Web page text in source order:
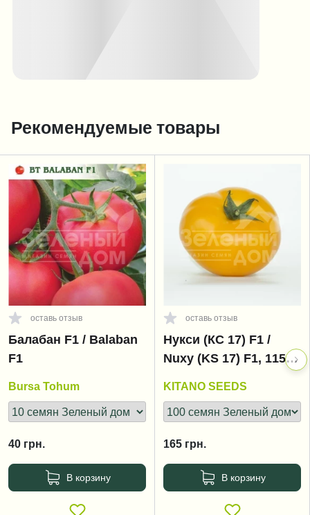
Рекомендуемые товары
оставь отзыв
Балабан F1 / Balaban
F1
Bursa Tohum
40 грн.
В корзину
оставь отзыв
Нукси (КС 17) F1 /
Nuxy (KS 17) F1, 115-
KITANO SEEDS
165 грн.
В корзину